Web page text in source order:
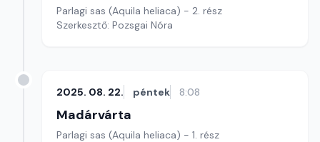
Parlagi sas (Aquila heliaca) - 2. rész
Szerkesztő: Pozsgai Nóra
2025. 08. 22. péntek 8:08
Madárvárta
Parlagi sas (Aquila heliaca) - 1. rész